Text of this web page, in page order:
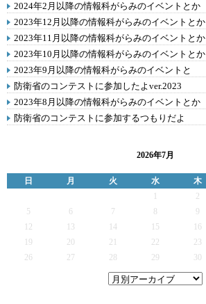
2024年2月以降の情報科がらみのイベントとか
2023年12月以降の情報科がらみのイベントとか
2023年11月以降の情報科がらみのイベントとか
2023年10月以降の情報科がらみのイベントとか
2023年9月以降の情報科がらみのイベントと
防衛省のコンテストに参加したよver.2023
2023年8月以降の情報科がらみのイベントとか
防衛省のコンテストに参加するつもりだよ
2026年7月
日 月 火 水 木
2
5
6 7 9
12
13 14 15 16
19
20 21 22 23
26
27 28 29 30